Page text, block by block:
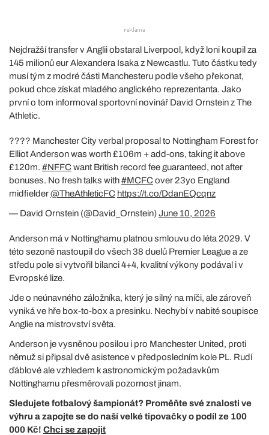
Nejdražší transfer v Anglii obstaral Liverpool, když loni koupil za
145 milionů eur Alexandera Isaka z Newcastlu. Tuto částku tedy
musí tým z modré části Manchesteru podle všeho překonat,
pokud chce získat mladého anglického reprezentanta. Jako
první o tom informoval sportovní novinář David Ornstein z The
Athletic.
???? Manchester City verbal proposal to Nottingham Forest for
Elliot Anderson was worth £106m + add-ons, taking it above
£120m. #NFFCwant British record fee guaranteed, not after
bonuses. No fresh talks with#MCFCover 23yo England
midfielder@TheAthleticFC https://t.co/DdanEQcqnz
— David Ornstein (@David_Ornstein)June 10, 2026
Anderson má v Nottinghamu platnou smlouvu do léta 2029. V
této sezoně nastoupil do všech 38 duelů Premier League a ze
středu pole si vytvořil bilanci 4+4, kvalitní výkony podával i v
Evropské lize.
Jde o neúnavného záložníka, který je silný na míči, ale zároveň
vyniká ve hře box-to-box a presinku. Nechybí v nabité soupisce
Anglie na mistrovství světa.
Anderson je vysněnou posilou i pro Manchester United, proti
němuž si připsal dvě asistence v předposledním kole PL. Rudí
ďáblové ale vzhledem k astronomickým požadavkům
Nottinghamu přesměrovali pozornost jinam.
Sledujete fotbalový šampionát? Proměňte své znalosti ve
výhru a zapojte se do naší velké tipovačky o podíl ze 100
000 Kč! Chci se zapojit